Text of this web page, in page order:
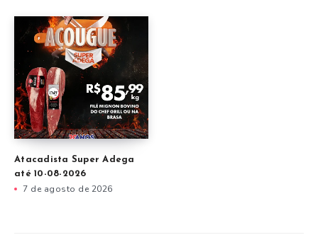
Atacadista Super Adega
até 10-08-2026
7 de agosto de 2026